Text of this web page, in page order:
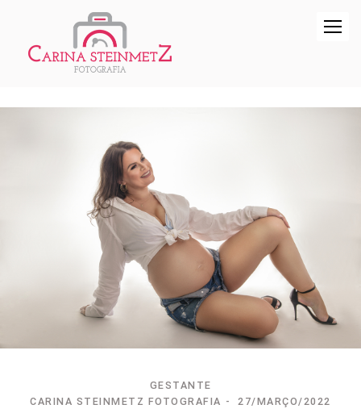
GESTANTE
CARINA STEINMETZ FOTOGRAFIA
27/MARÇO/2022